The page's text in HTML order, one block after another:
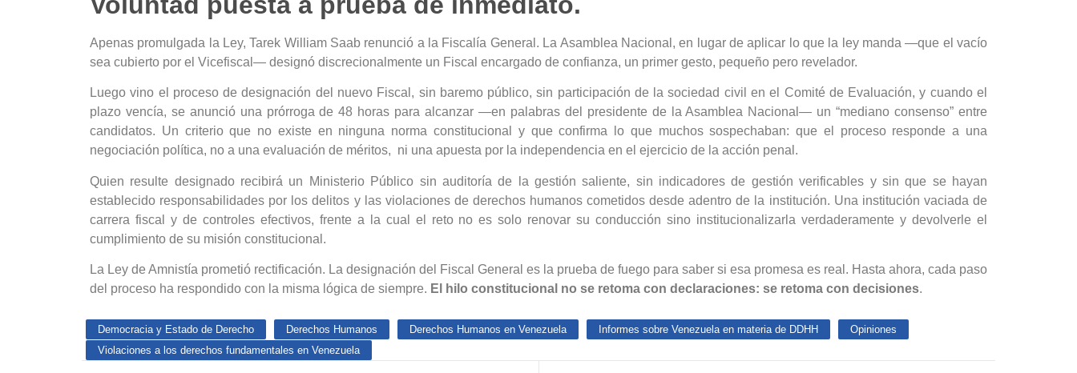
Apenas promulgada la Ley, Tarek William Saab renunció a la Fiscalía General. La Asamblea Nacional, en lugar de aplicar lo que la ley manda —que el vacío
sea cubierto por el Vicefiscal— designó discrecionalmente un Fiscal encargado de confianza, un primer gesto, pequeño pero revelador.
Luego vino el proceso de designación del nuevo Fiscal, sin baremo público, sin participación de la sociedad civil en el Comité de Evaluación, y cuando el
plazo vencía, se anunció una prórroga de 48 horas para alcanzar —en palabras del presidente de la Asamblea Nacional— un “mediano consenso” entre
candidatos. Un criterio que no existe en ninguna norma constitucional y que confirma lo que muchos sospechaban: que el proceso responde a una
negociación política, no a una evaluación de méritos, ni una apuesta por la independencia en el ejercicio de la acción penal.
Quien resulte designado recibirá un Ministerio Público sin auditoría de la gestión saliente, sin indicadores de gestión verificables y sin que se hayan
establecido responsabilidades por los delitos y las violaciones de derechos humanos cometidos desde adentro de la institución. Una institución vaciada de
carrera fiscal y de controles efectivos, frente a la cual el reto no es solo renovar su conducción sino institucionalizarla verdaderamente y devolverle el
cumplimiento de su misión constitucional.
La Ley de Amnistía prometió rectificación. La designación del Fiscal General es la prueba de fuego para saber si esa promesa es real. Hasta ahora, cada paso
del proceso ha respondido con la misma lógica de siempre. El hilo constitucional no se retoma con declaraciones: se retoma con decisiones.
Democracia y Estado de Derecho Derechos Humanos Derechos Humanos en Venezuela Informes sobre Venezuela en materia de DDHH
Opiniones
Violaciones a los derechos fundamentales en Venezuela